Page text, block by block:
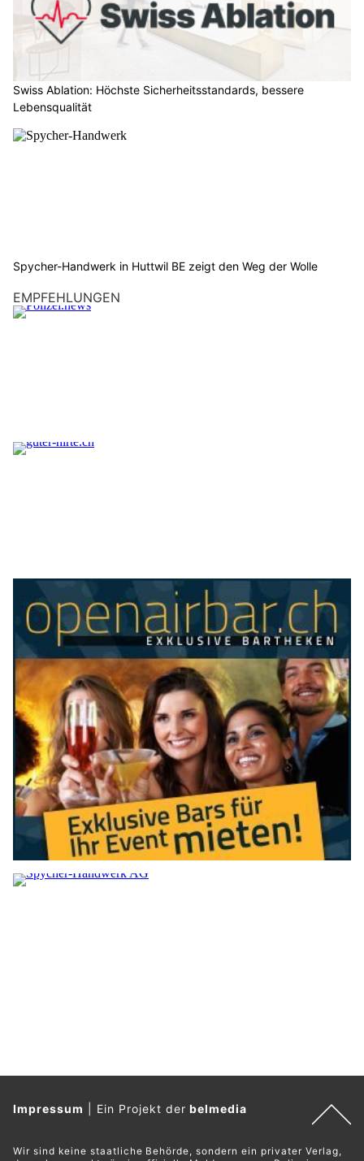
Swiss Ablation: Höchste Sicherheitsstandards, bessere
Lebensqualität
Spycher-Handwerk in Huttwil BE zeigt den Weg der Wolle
EMPFEHLUNGEN
Impressum Ein Projekt derbelmedia
Wir sind keine staatliche Behörde, sondern ein privater Verlag,